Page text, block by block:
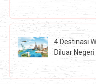
4 Destinasi
Diluar Negeri